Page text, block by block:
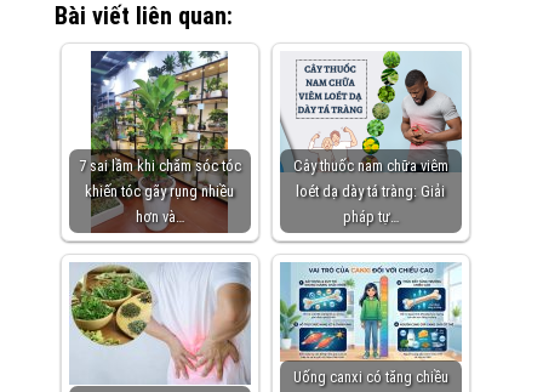
Bài viết liên quan:
7 sai lầm khi chăm sóc tóc
khiến tóc gãy rụng nhiều
hơn và…
Cây thuốc nam chữa viêm
loét dạ dày tá tràng: Giải
pháp tự…
Uống canxi có tăng chiều